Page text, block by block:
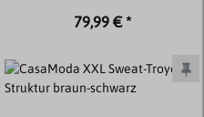
79,99 € *